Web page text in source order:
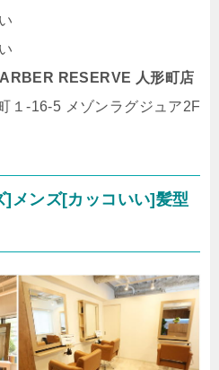
RESERVE 人形町店
１-16-5 メゾンラグジュア2F
]メンズ[カッコいい]髪型